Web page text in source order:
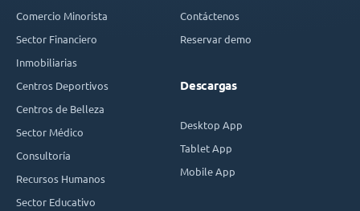
Comercio Minorista
Sector Financiero
Inmobiliarias
Centros Deportivos
Centros de Belleza
Sector Médico
Consultoría
Recursos Humanos
Sector Educativo
Contáctenos
Reservar demo
Descargas
Desktop App
Tablet App
Mobile App